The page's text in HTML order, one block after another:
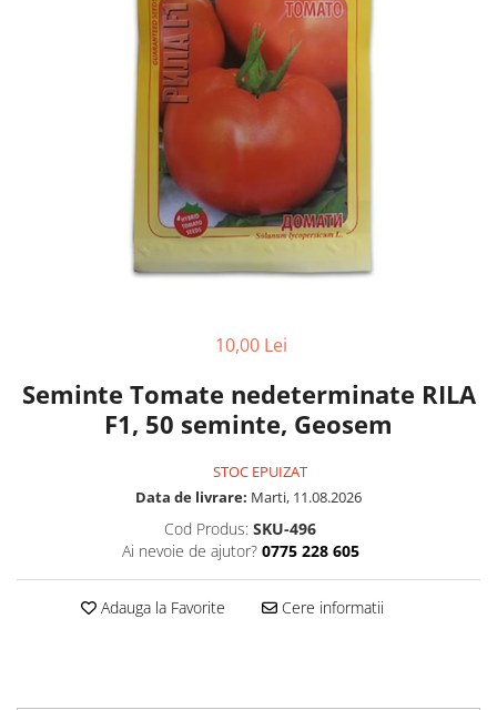
10,00 Lei
Seminte Tomate nedeterminate RILA
F1, 50 seminte, Geosem
STOC EPUIZAT
Data de livrare: Marti, 11.08.2026
Cod Produs: SKU-496
Ai nevoie de ajutor? 0775 228 605
Adauga la Favorite Cere informatii